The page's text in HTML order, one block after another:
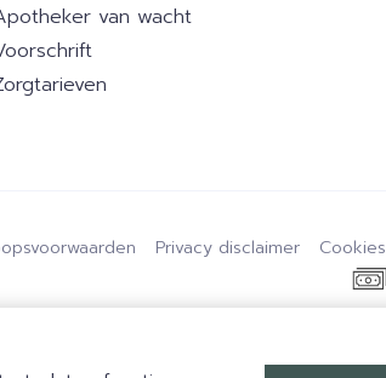
van wacht
Privacy disclaimer Cookies